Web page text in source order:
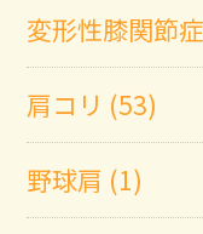
変形性膝関節
肩コリ (53)
野球肩 (1)